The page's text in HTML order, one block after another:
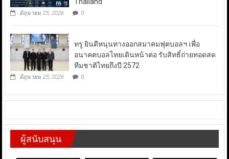
Thailand
มิถุนายน 25, 2026 0
ทรู ยินดีหนุนทางออกสมาคมฟุตบอลฯ เพื่อ
อนาคตบอลไทยเดินหน้าต่อ รับสิทธิ์ถ่ายทอดสด
ทีมชาติไทยถึงปี 2572
มิถุนายน 25, 2026 0
ผู้สนับสนุน